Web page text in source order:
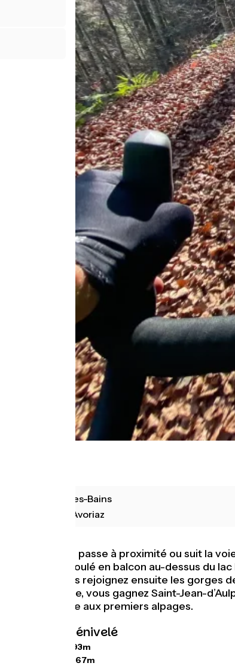
Thonon-les-Bains
Morzine-Avoriaz
Cet itinéraire passe à proximité ou suit la
Après avoir roulé en balcon au-dessus du
(1120 m). Vous rejoignez ensuite les
Pont du Diable, vous gagnez Saint-Jean-
et laisse place aux premiers alpages.
Pentes et dénivelé
1493m
967m